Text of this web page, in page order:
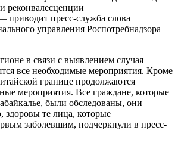
реконвалесценции
приводит пресс-служба слова
управления Роспотребнадзора
в связи с выявлением случая
все необходимые мероприятия. Кроме
границе продолжаются
мероприятия. Все граждане, которые
были обследованы, они
здоровы те лица, которые
заболевшим, подчеркнули в пресс-